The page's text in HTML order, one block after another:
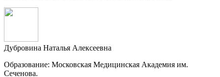
Дубровина Наталья Алексеевна
Образование: Московская Медицинская Академия им.
Сеченова.